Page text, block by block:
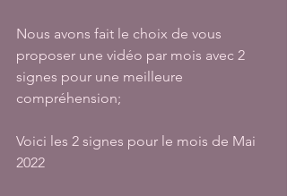
Nous avons fait le choix de vous
proposer une vidéo par mois avec 2
signes pour une meilleure
compréhension;
Voici les 2 signes pour le mois de Mai
2022